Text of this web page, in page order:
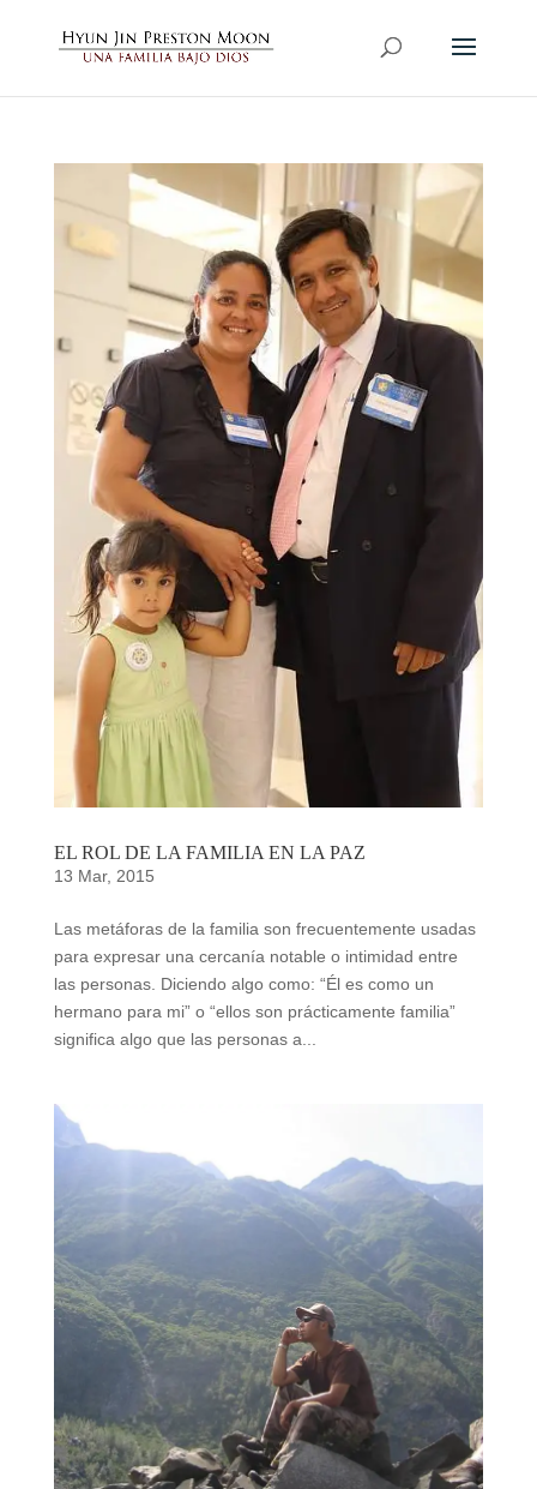
EL ROL DE LA FAMILIA EN LA PAZ
13 Mar, 2015
Las metáforas de la familia son frecuentemente usadas
para expresar una cercanía notable o intimidad entre
las personas. Diciendo algo como: “Él es como un
hermano para mi” o “ellos son prácticamente familia”
significa algo que las personas a...